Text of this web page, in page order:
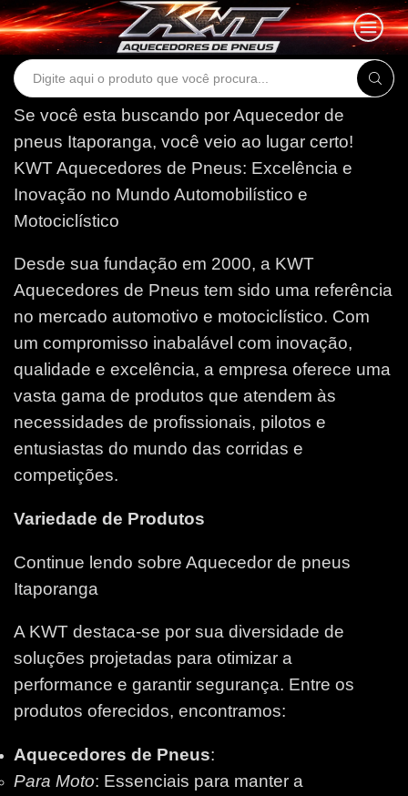
Search
Se você esta buscando por Aquecedor de
pneus Itaporanga, você veio ao lugar certo!
KWT Aquecedores de Pneus: Excelência e
Inovação no Mundo Automobilístico e
Motociclístico
Desde sua fundação em 2000, a KWT
Aquecedores de Pneus tem sido uma referência
no mercado automotivo e motociclístico. Com
um compromisso inabalável com inovação,
qualidade e excelência, a empresa oferece uma
vasta gama de produtos que atendem às
necessidades de profissionais, pilotos e
entusiastas do mundo das corridas e
competições.
Variedade de Produtos
Continue lendo sobre Aquecedor de pneus
Itaporanga
A KWT destaca-se por sua diversidade de
soluções projetadas para otimizar a
performance e garantir segurança. Entre os
produtos oferecidos, encontramos:
Aquecedores de Pneus:
Para Moto: Essenciais para manter a